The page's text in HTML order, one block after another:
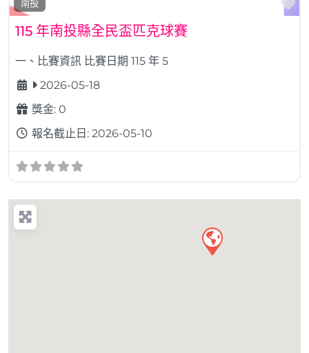
南投
115 年南投縣全民盃匹克球賽
一、比賽資訊 比賽日期 115 年 5
2026-05-18
獎金: 0
報名截止日: 2026-05-10